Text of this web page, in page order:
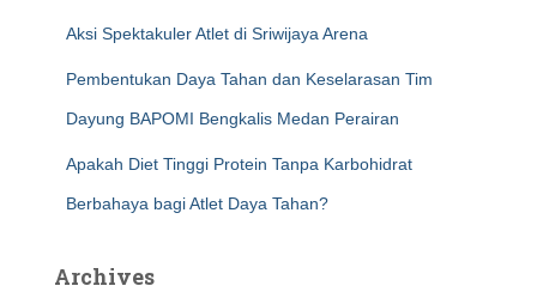
Aksi Spektakuler Atlet di Sriwijaya Arena
Pembentukan Daya Tahan dan Keselarasan Tim
Dayung BAPOMI Bengkalis Medan Perairan
Apakah Diet Tinggi Protein Tanpa Karbohidrat
Berbahaya bagi Atlet Daya Tahan?
Archives